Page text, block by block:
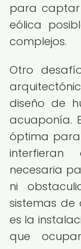
para
eólica
complejos.
Otro
diseño de
acuaponía.
óptima
necesaria
ni
sistemas de
es la
que